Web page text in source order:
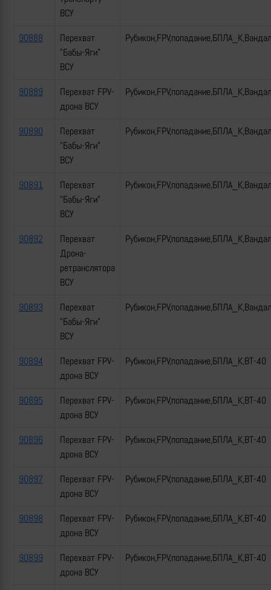
ВСУ
90888
Перехват
"Бабы-Яги"
ВСУ
Рубикон,FPV,попадание,БПЛА_К,Вандал
90889
Перехват FPV-
дрона ВСУ
Рубикон,FPV,попадание,БПЛА_К,Вандал
90890
Перехват
"Бабы-Яги"
ВСУ
Рубикон,FPV,попадание,БПЛА_К,Вандал
90891
Перехват
"Бабы-Яги"
ВСУ
Рубикон,FPV,попадание,БПЛА_К,Вандал
90892
Перехват
Дрона-
ретранслятора
ВСУ
Рубикон,FPV,попадание,БПЛА_К,Вандал
90893
Перехват
"Бабы-Яги"
ВСУ
Рубикон,FPV,попадание,БПЛА_К,Вандал
90894
Перехват FPV-
дрона ВСУ
Рубикон,FPV,попадание,БПЛА_К,ВТ-40
90895
Перехват FPV-
дрона ВСУ
Рубикон,FPV,попадание,БПЛА_К,ВТ-40
90896
Перехват FPV-
дрона ВСУ
Рубикон,FPV,попадание,БПЛА_К,ВТ-40
90897
Перехват FPV-
дрона ВСУ
Рубикон,FPV,попадание,БПЛА_К,ВТ-40
90898
Перехват FPV-
дрона ВСУ
Рубикон,FPV,попадание,БПЛА_К,ВТ-40
90899
Перехват FPV-
дрона ВСУ
Рубикон,FPV,попадание,БПЛА_К,ВТ-40